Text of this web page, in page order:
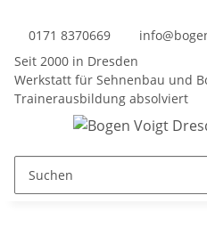
0171 8370669
Seit 2000 in Dresden
Werkstatt für Sehnenbau und
Trainerausbildung absolviert